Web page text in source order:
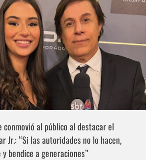
conmovió al público al destacar el
Jr.: “Si las autoridades no lo hacen,
bendice a generaciones”